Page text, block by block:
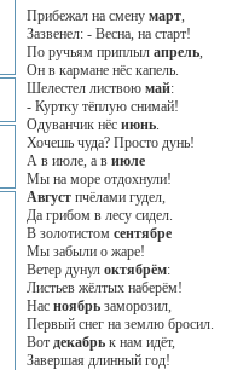
Прибежал на смену март,
Зазвенел: - Весна, на старт!
По ручьям приплыл апрель,
Он в кармане нёс капель.
Шелестел листвою май:
- Куртку тёплую снимай!
Одуванчик нёс июнь.
Хочешь чуда? Просто дунь!
А в июле, а в июле
Мы на море отдохнули!
Августпчёлами гудел,
Да грибом в лесу сидел.
В золотистом сентябре
Мы забыли о жаре!
Ветер дунул октябрём:
Листьев жёлтых наберём!
Нас ноябрьзаморозил,
Первый снег на землю бросил.
Вот декабрьк нам идёт,
Завершая длинный год!